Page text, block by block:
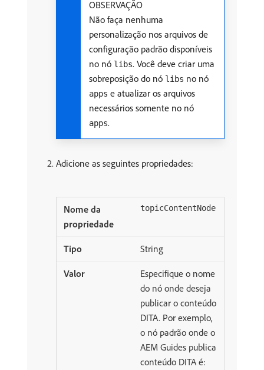
OBSERVAÇÃO
Não faça nenhuma
personalização nos arquivos de
configuração padrão disponíveis
no nó libs. Você deve criar uma
sobreposição do nó libs no nó
apps e atualizar os arquivos
necessários somente no nó
apps.
Adicione as seguintes propriedades:
topicContentNode
String
Especifique o nome
do nó onde deseja
publicar o conteúdo
DITA. Por exemplo,
o nó padrão onde o
AEM Guides publica
conteúdo DITA é: